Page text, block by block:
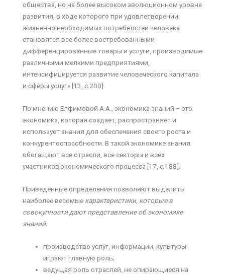
общества, но на более высоком эволюционном уровне
развития, в ходе которого при удовлетворении
жизненно необходимых потребностей человека
становятся все более востребованными
дифференцированные товары и услуги, производимые
различными мелкими предприятиями,
интенсифицируется развитие человеческого капитала
и сферы услуг» [13, с.200].
По мнению Елфимовой А.А., экономика знаний – это
экономика, которая создает, распространяет и
использует знания для обеспечения своего роста и
конкурентоспособности. В такой экономике знания
обогащают все отрасли, все секторы и всех
участников экономического процесса [17, с.188].
Приведенные определения позволяют выделить
наиболее весомые характеристики, которые в
совокупности дают представление об экономике
знаний:
производство услуг, информации, культуры
играют главную роль;
ведущая роль отраслей, не опирающиеся на